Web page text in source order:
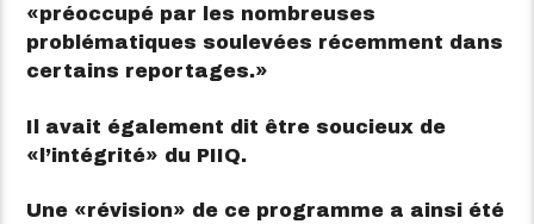
préoccupé par les nombreuses
problématiques soulevées récemment dans
certains reportages.
Il avait également dit être soucieux de
l’intégrité
du PIIQ.
Une révision
de ce programme a ainsi été